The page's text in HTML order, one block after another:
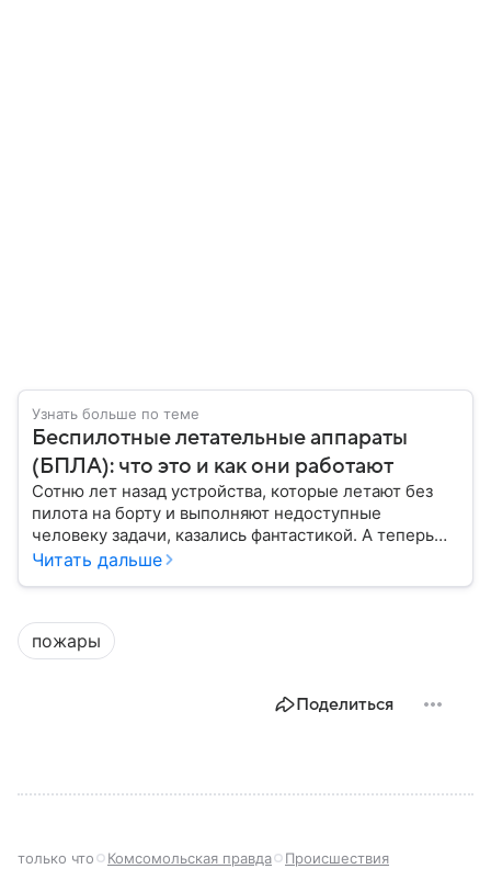
Узнать больше по теме
Беспилотные летательные аппараты
(БПЛА): что это и как они работают
Сотню лет назад устройства, которые летают без
пилота на борту и выполняют недоступные
человеку задачи, казались фантастикой. А теперь
они стали реальностью: собрали главное о
Читать дальше
пожары
Поделиться
только что Комсомольская правда Происшествия